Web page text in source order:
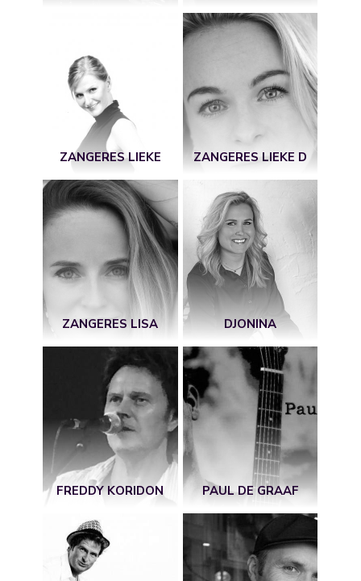
ZANGERES LIEKE ZANGERES LIEKE D
ZANGERES LISA DJONINA
FREDDY KORIDON PAUL DE GRAAF